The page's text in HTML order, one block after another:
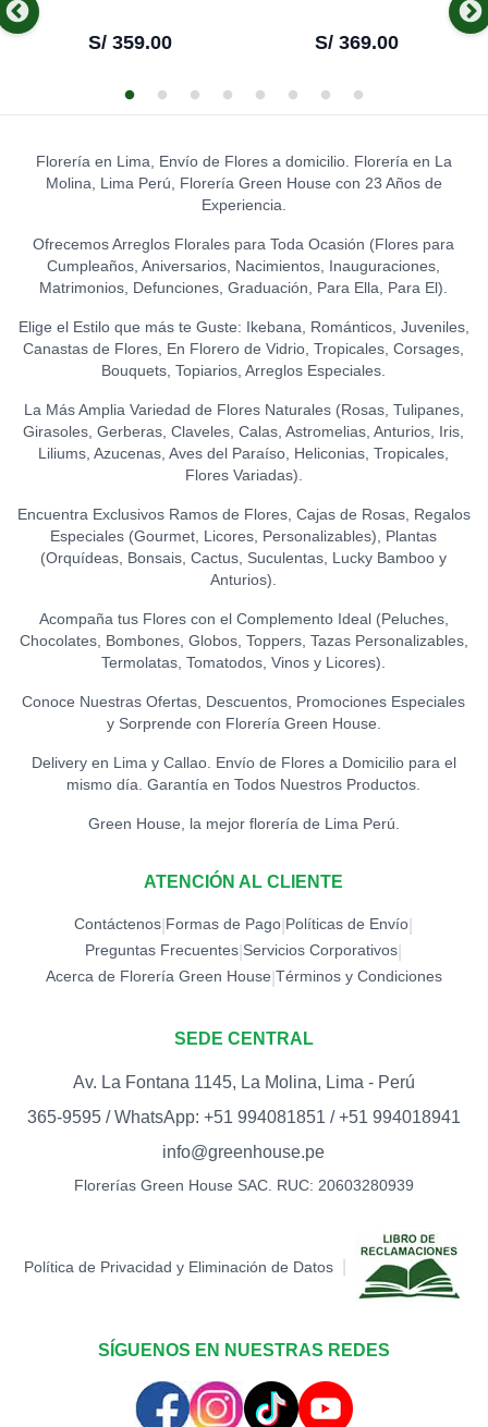
S/359.00 S/369.00
Florería en Lima, Envío de Flores a domicilio. Florería en La
Molina, Lima Perú, Florería Green House con 23 Años de
Experiencia.
Ofrecemos Arreglos Florales para Toda Ocasión (Flores para
Cumpleaños, Aniversarios, Nacimientos, Inauguraciones,
Matrimonios, Defunciones, Graduación, Para Ella, Para El).
Elige el Estilo que más te Guste: Ikebana, Románticos, Juveniles,
Canastas de Flores, En Florero de Vidrio, Tropicales, Corsages,
Bouquets, Topiarios, Arreglos Especiales.
La Más Amplia Variedad de Flores Naturales (Rosas, Tulipanes,
Girasoles, Gerberas, Claveles, Calas, Astromelias, Anturios, Iris,
Liliums, Azucenas, Aves del Paraíso, Heliconias, Tropicales,
Flores Variadas).
Encuentra Exclusivos Ramos de Flores, Cajas de Rosas, Regalos
Especiales (Gourmet, Licores, Personalizables), Plantas
(Orquídeas, Bonsais, Cactus, Suculentas, Lucky Bamboo y
Anturios).
Acompaña tus Flores con el Complemento Ideal (Peluches,
Chocolates, Bombones, Globos, Toppers, Tazas Personalizables,
Termolatas, Tomatodos, Vinos y Licores).
Conoce Nuestras Ofertas, Descuentos, Promociones Especiales
y Sorprende con Florería Green House.
Delivery en Lima y Callao. Envío de Flores a Domicilio para el
mismo día. Garantía en Todos Nuestros Productos.
Green House, la mejor florería de Lima Perú.
ATENCIÓN AL CLIENTE
Contáctenos Formas de Pago Políticas de Envío
Preguntas Frecuentes Servicios Corporativos
Acerca de Florería Green House Términos y Condiciones
SEDE CENTRAL
Av. La Fontana 1145, La Molina, Lima - Perú
365-9595 / WhatsApp: +51 994081851 / +51 994018941
info@greenhouse.pe
Florerías Green House SAC. RUC: 20603280939
Política de Privacidad y Eliminación de Datos
SÍGUENOS EN NUESTRAS REDES